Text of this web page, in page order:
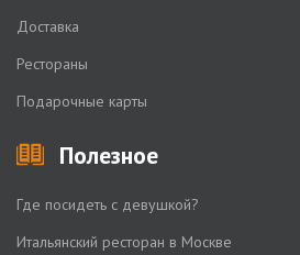
Доставка
Рестораны
Подарочные карты
Полезное
Где посидеть с девушкой?
Итальянский ресторан в Москве